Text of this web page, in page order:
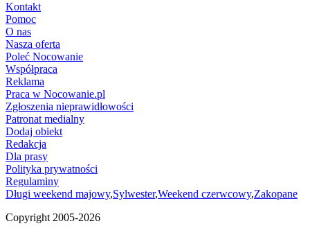
Kontakt
Pomoc
O nas
Nasza oferta
Poleć Nocowanie
Współpraca
Reklama
Praca w Nocowanie.pl
Zgłoszenia nieprawidłowości
Patronat medialny
Dodaj obiekt
Redakcja
Dla prasy
Polityka prywatności
Regulaminy
Długi weekend majowy,Sylwester,Weekend czerwcowy,Zakopane
Copyright 2005-2026